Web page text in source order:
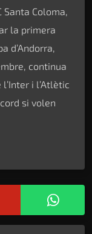
Santa Coloma,
la primera
d’Andorra,
continua
i l’Atlètic
si volen